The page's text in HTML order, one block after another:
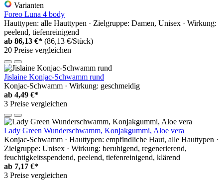
Varianten
Foreo Luna 4 body
Hauttypen: alle Hauttypen · Zielgruppe: Damen, Unisex · Wirkung:
peelend, tiefenreinigend
ab 86,13 €* (86,13 €/Stück)
20 Preise vergleichen
Jislaine Konjac-Schwamm rund
Konjac-Schwamm · Wirkung: geschmeidig
ab 4,49 €*
3 Preise vergleichen
Lady Green Wunderschwamm, Konjakgummi, Aloe vera
Konjac-Schwamm · Hauttypen: empfindliche Haut, alle Hauttypen ·
Zielgruppe: Unisex · Wirkung: beruhigend, regenerierend,
feuchtigkeitsspendend, peelend, tiefenreinigend, klärend
ab 7,17 €*
3 Preise vergleichen